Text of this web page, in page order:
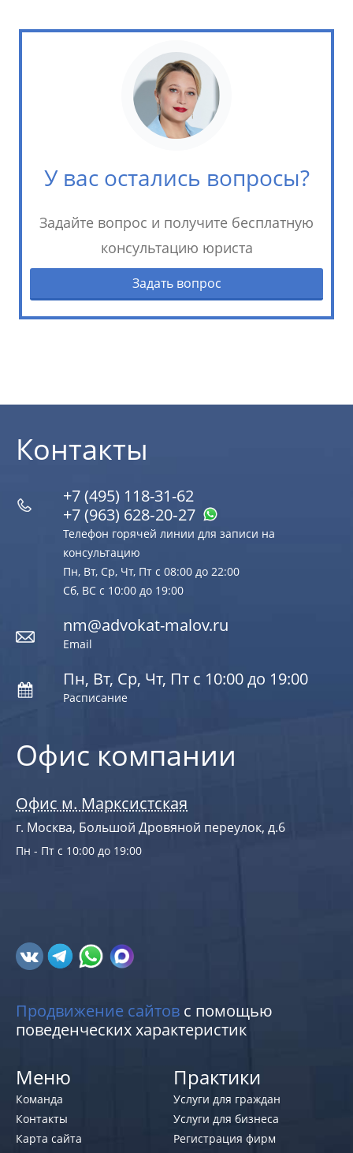
У вас остались вопросы?
Задайте вопрос и получите бесплатную
консультацию юриста
Задать вопрос
Офис компании
Офис м. Марксистская
г. Москва, Большой Дровяной переулок, д.6
Пн - Пт с 10:00 до 19:00
Контакты
+7 (495) 118-31-62
+7 (963) 628‑20‑27
Телефон горячей линии для записи на
консультацию
Пн, Вт, Ср, Чт, Пт с 08:00 до 22:00
Сб, ВС с 10:00 до 19:00
nm@advokat-malov.ru
Email
Пн, Вт, Ср, Чт, Пт с 10:00 до 19:00
Расписание
Продвижение сайтов с помощью
поведенческих характеристик
Меню
Команда
Контакты
Карта сайта
Практики
Услуги для граждан
Услуги для бизнеса
Регистрация фирм